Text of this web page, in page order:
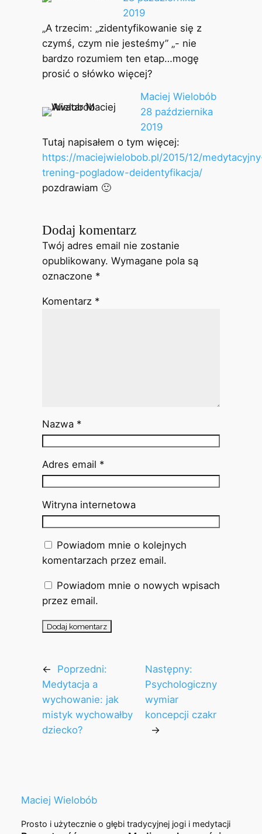
2019
„A trzecim: „zidentyfikowanie się z
czymś, czym nie jesteśmy” „- nie
bardzo rozumiem ten etap…mogę
prosić o słówko więcej?
Maciej Wielobób
28 października
2019
Tutaj napisałem o tym więcej:
https://maciejwielobob.pl/2015/12/
trening-pogladow-deidentyfikacja/
pozdrawiam 🙂
Dodaj komentarz
Twój adres email nie zostanie
opublikowany. Wymagane pola są
oznaczone *
Komentarz *
Nazwa *
Adres email *
Witryna internetowa
Powiadom mnie o kolejnych
komentarzach przez email.
Powiadom mnie o nowych wpisach
przez email.
←
Poprzedni:
Medytacja a
wychowanie: jak
mistyk wychowałby
dziecko?
Następny:
Psychologiczny
wymiar
koncepcji czakr
→
Maciej Wielobób
Prosto i użytecznie o głębi tradycyjnej jogi i medytacji